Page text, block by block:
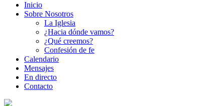
Inicio
Sobre Nosotros
La Iglesia
¿Hacia dónde vamos?
¿Qué creemos?
Confesión de fe
Calendario
Mensajes
En directo
Contacto